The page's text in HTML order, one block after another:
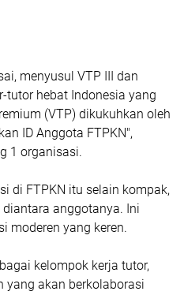
menyusul VTP III dan
tutor hebat Indonesia yang
(VTP) dikukuhkan oleh
ID Anggota FTPKN",
1 organisasi.
di FTPKN itu selain kompak,
anggotanya. Ini
moderen yang keren.
kelompok kerja tutor,
yang akan berkolaborasi